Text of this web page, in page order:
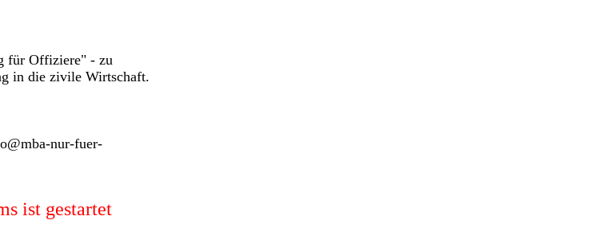
für Offiziere" - zu
in die zivile Wirtschaft.
nur-fuer-
ist gestartet